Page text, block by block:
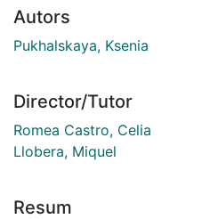
Autors
Pukhalskaya, Ksenia
Director/Tutor
Romea Castro, Celia
Llobera, Miquel
Resum